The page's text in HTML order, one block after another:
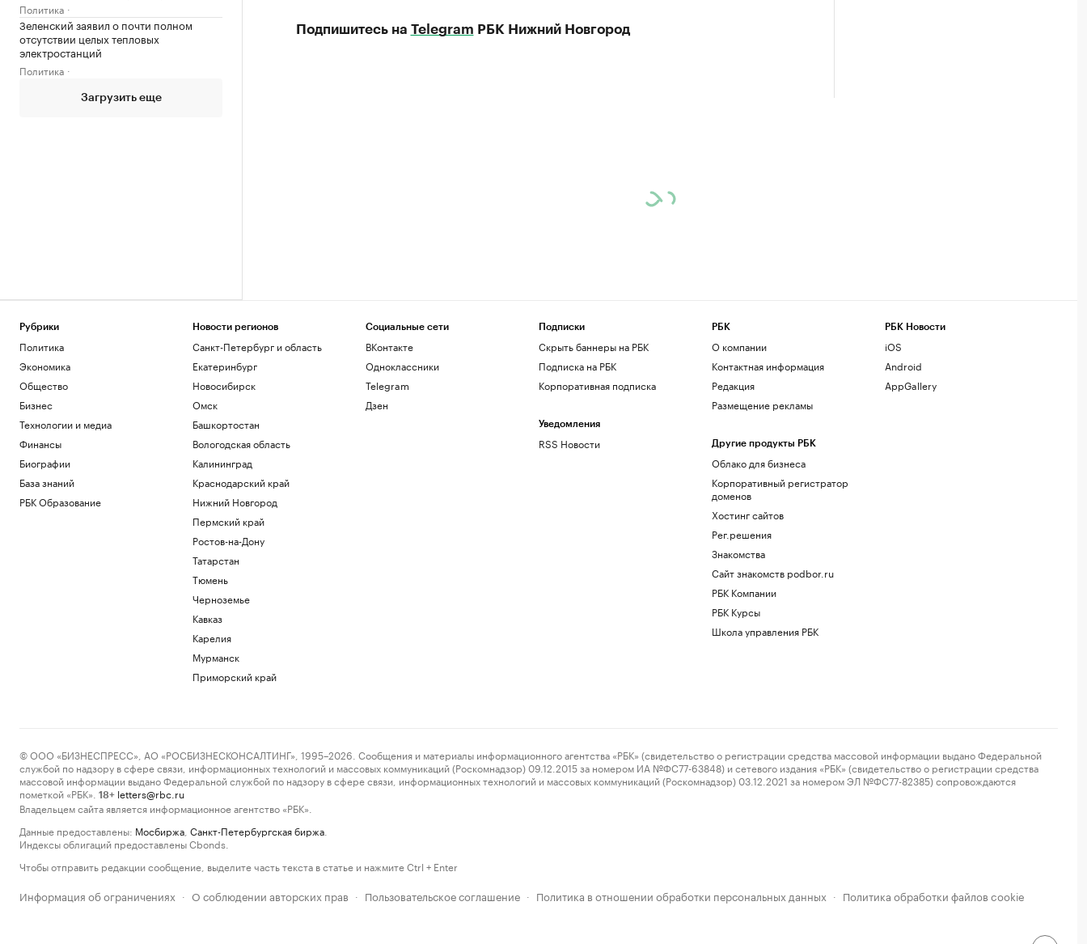
Политика
Зеленский заявил о почти полном
отсутствии целых тепловых
электростанций
Политика
Загрузить еще
Подпишитесь на Telegram РБК Нижний Новгород
Рубрики
Политика
Экономика
Общество
Бизнес
Технологии и медиа
Финансы
Биографии
База знаний
РБК Образование
Новости регионов
Санкт-Петербург и область
Екатеринбург
Новосибирск
Омск
Башкортостан
Вологодская область
Калининград
Краснодарский край
Нижний Новгород
Пермский край
Ростов-на-Дону
Татарстан
Тюмень
Черноземье
Кавказ
Карелия
Мурманск
Приморский край
Социальные сети
ВКонтакте
Одноклассники
Telegram
Дзен
Подписки
Скрыть баннеры на РБК
Подписка на РБК
Корпоративная подписка
Уведомления
RSS Новости
РБК
О компании
Контактная информация
Редакция
Размещение рекламы
Другие продукты РБК
Облако для бизнеса
Корпоративный регистратор
доменов
Хостинг сайтов
Рег.решения
Знакомства
Сайт знакомств podbor.ru
РБК Компании
РБК Курсы
Школа управления РБК
РБК Новости
iOS
Android
AppGallery
© ООО «БИЗНЕСПРЕСС», АО «РОСБИЗНЕСКОНСАЛТИНГ», 1995–2026. Сообщения и материалы информационного агентства «РБК» (свидетельство о регистрации средства массовой информации выдано Федеральной
службой по надзору в сфере связи, информационных технологий и массовых коммуникаций (Роскомнадзор) 09.12.2015 за номером ИА №ФС77-63848) и сетевого издания «РБК» (свидетельство о регистрации средства
массовой информации выдано Федеральной службой по надзору в сфере связи, информационных технологий и массовых коммуникаций (Роскомнадзор) 03.12.2021 за номером ЭЛ №ФС77-82385) сопровождаются
пометкой «РБК».
18+ letters@rbc.ru
Владельцем сайта является информационное агентство «РБК».
Данные предоставлены: Мосбиржа Санкт-Петербургская биржа
Индексы облигаций предоставлены Cbonds.
Чтобы отправить редакции сообщение, выделите часть текста в статье и нажмите Ctrl + Enter
Информация об ограничениях · О соблюдении авторских прав · Пользовательское соглашение · Политика в отношении обработки персональных данных · Политика обработки файлов cookie